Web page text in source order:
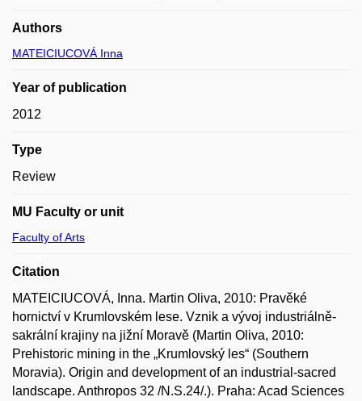
Authors
MATEICIUCOVÁ Inna
Year of publication
2012
Type
Review
MU Faculty or unit
Faculty of Arts
Citation
MATEICIUCOVÁ, Inna. Martin Oliva, 2010: Pravěké
hornictví v Krumlovském lese. Vznik a vývoj industriálně-
sakrální krajiny na jižní Moravě (Martin Oliva, 2010:
Prehistoric mining in the „Krumlovský les“ (Southern
Moravia). Origin and development of an industrial-sacred
landscape. Anthropos 32 /N.S.24/.). Praha: Acad Sciences